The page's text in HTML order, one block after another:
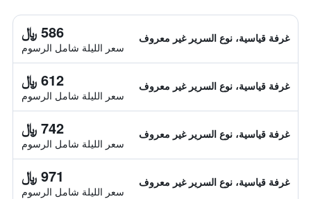
غرفة قياسية، نوع السرير غير معروف 586 ﷼
سعر الليلة شامل الرسوم
غرفة قياسية، نوع السرير غير معروف 612 ﷼
سعر الليلة شامل الرسوم
غرفة قياسية، نوع السرير غير معروف 742 ﷼
سعر الليلة شامل الرسوم
غرفة قياسية، نوع السرير غير معروف 971 ﷼
سعر الليلة شامل الرسوم